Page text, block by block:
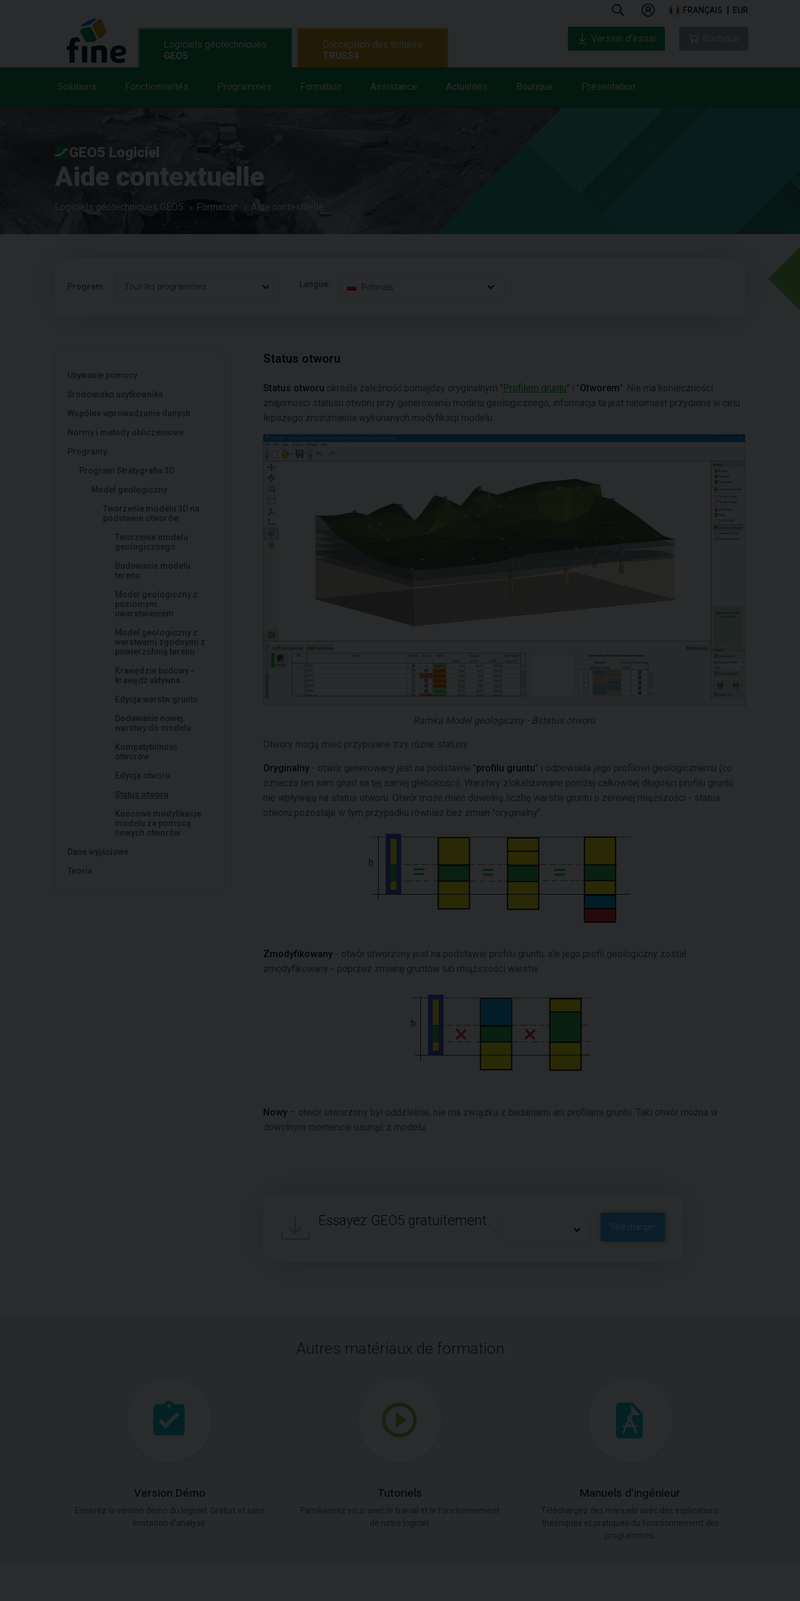
FRANÇAIS EUR
Logiciels géotechniques
GEO5
Solutions Fonctionnalités Programmes Formation Assistance Actualités Boutique Présentation
Conception des toitures
TRUSS4
Version d’essai
GEO5 Logiciel
Aide contextuelle
Logiciels géotechniques GEO5 Formation Aide contextuelle
Program: Tous les programmes Langue: Polonais
Używanie pomocy
Środowisko użytkownika
Wspólne wprowadzanie danych
Normy i metody obliczeniowe
Programy
Program Stratygrafia 3D
Model geologiczny
Tworzenie modelu 3D na
podstawie otworów
Tworzenie modelu
geologicznego
Budowanie modelu
terenu
Model geologiczny z
poziomym
uwarstwieniem
Model geologiczny z
warstwami zgodnymi z
powierzchnią terenu
Krawędzie budowy -
krawędź aktywna
Edycja warstw gruntu
Dodawanie nowej
warstwy do modelu
Kompatybilność
otworów
Edycja otworu
Status otworu
Końcowe modyfikacje
modelu za pomocą
nowych otworów
Dane wyjściowe
Teoria
Status otworu
Status otworu określa zależność pomiędzy oryginalnym "Profilem gruntu" i "Otworem". Nie ma konieczności
znajomości statusu otworu przy generowaniu modelu geologicznego, informacja ta jest natomiast przydatna w celu
lepszego zrozumienia wykonanych modyfikacji modelu.
Ramka Model geologiczny - Bstatus otworu
Otwory mogą mieć przypisane trzy różne statusy:
Oryginalny - otwór generowany jest na podstawie "profilu gruntu" i odpowiada jego profilowi geologicznemu (co
oznacza ten sam grunt na tej samej głebokości). Warstwy zlokalizowane poniżej całkowitej długości profilu gruntu
nie wpływają na status otworu. Otwór może mieć dowolną liczbę warstw gruntu o zerowej miąższości - status
otworu pozostaje w tym przypadku również bez zmian "oryginalny".
Zmodyfikowany - otwór utworzony jest na podstawie profilu gruntu, ale jego profil geologiczny został
zmodyfikowany - poprzez zmianę gruntów lub miąższości warstw.
Nowy – otwór utworzony był oddzielnie, nie ma związku z badaniami ani profilami gruntu. Taki otwór można w
dowolnym momencie usunąć z modelu.
Essayez GEO5 gratuitement. Télécharger
Autres matériaux de formation
Version Démo Tutoriels Manuels d'ingénieur